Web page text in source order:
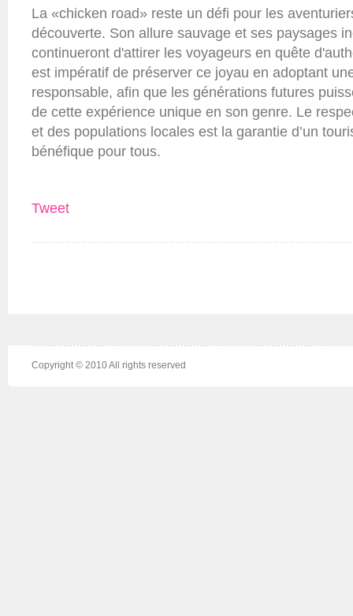
La «chicken road» reste un défi pour les
découverte. Son allure sauvage et ses paysages
continueront d'attirer les voyageurs en quête
est impératif de préserver ce joyau en adoptant
responsable, afin que les générations futures
de cette expérience unique en son genre. Le
et des populations locales est la garantie d’un
bénéfique pour tous.
Tweet
Copyright © 2010 All rights reserved